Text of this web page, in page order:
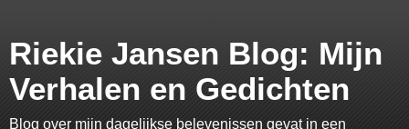
Riekie Jansen Blog: Mijn
Verhalen en Gedichten
Blog over mijn dagelijkse belevenissen gevat in een